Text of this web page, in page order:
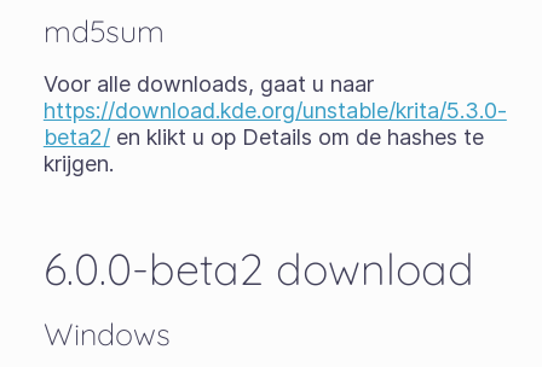
md5sum
Voor alle downloads, gaat u naar
https://download.kde.org/unstable/krita/5.3.0-
beta2/en klikt u op Details om de hashes te
krijgen.
6.0.0-beta2 download
Windows